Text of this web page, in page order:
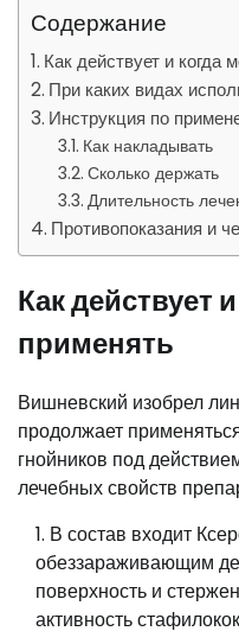
Содержание
Как действует и когда
При каких видах
Инструкция по
Как накладывать
Сколько держать
Длительность
Противопоказания и
Как действует
применять
Вишневский изобрел
продолжает
гнойников под
лечебных свойств
В состав входит
обеззараживающим
поверхность и
активность